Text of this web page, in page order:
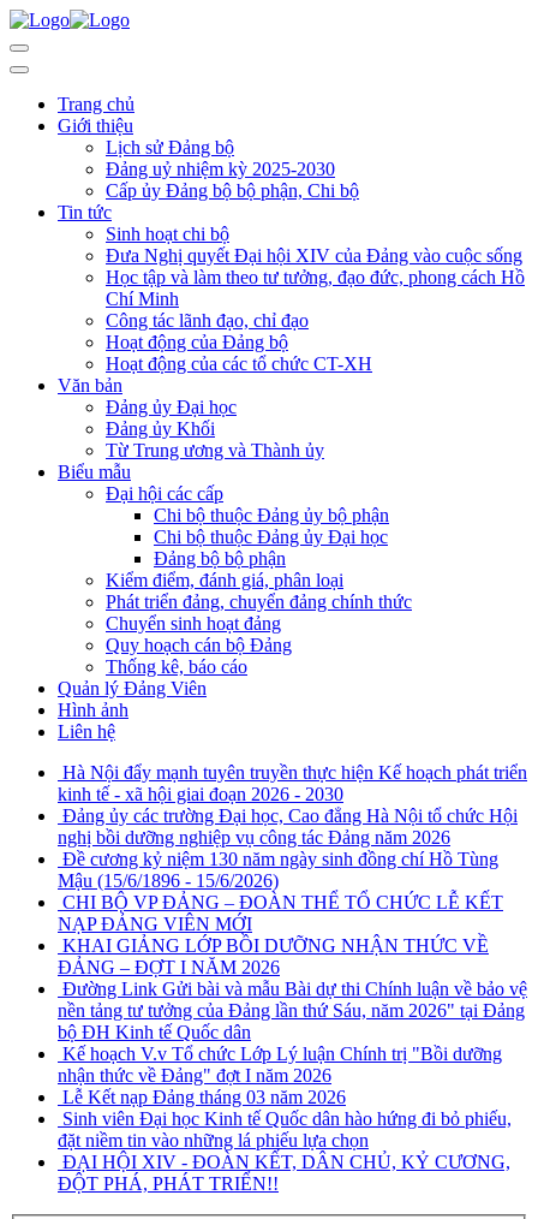
Trang chủ
Giới thiệu
Lịch sử Đảng bộ
Đảng uỷ nhiệm kỳ 2025-2030
Cấp ủy Đảng bộ bộ phận, Chi bộ
Tin tức
Sinh hoạt chi bộ
Đưa Nghị quyết Đại hội XIV của Đảng vào cuộc sống
Học tập và làm theo tư tưởng, đạo đức, phong cách Hồ
Chí Minh
Công tác lãnh đạo, chỉ đạo
Hoạt động của Đảng bộ
Hoạt động của các tổ chức CT-XH
Văn bản
Đảng ủy Đại học
Đảng ủy Khối
Từ Trung ương và Thành ủy
Biểu mẫu
Đại hội các cấp
Chi bộ thuộc Đảng ủy bộ phận
Chi bộ thuộc Đảng ủy Đại học
Đảng bộ bộ phận
Kiểm điểm, đánh giá, phân loại
Phát triển đảng, chuyển đảng chính thức
Chuyển sinh hoạt đảng
Quy hoạch cán bộ Đảng
Thống kê, báo cáo
Quản lý Đảng Viên
Hình ảnh
Liên hệ
Hà Nội đẩy mạnh tuyên truyền thực hiện Kế hoạch phát triển
kinh tế - xã hội giai đoạn 2026 - 2030
Đảng ủy các trường Đại học, Cao đẳng Hà Nội tổ chức Hội
nghị bồi dưỡng nghiệp vụ công tác Đảng năm 2026
Đề cương kỷ niệm 130 năm ngày sinh đồng chí Hồ Tùng
Mậu (15/6/1896 - 15/6/2026)
CHI BỘ VP ĐẢNG – ĐOÀN THỂ TỔ CHỨC LỄ KẾT
NẠP ĐẢNG VIÊN MỚI
KHAI GIẢNG LỚP BỒI DƯỠNG NHẬN THỨC VỀ
ĐẢNG – ĐỢT I NĂM 2026
Đường Link Gửi bài và mẫu Bài dự thi Chính luận về bảo vệ
nền tảng tư tưởng của Đảng lần thứ Sáu, năm 2026" tại Đảng
bộ ĐH Kinh tế Quốc dân
Kế hoạch V.v Tổ chức Lớp Lý luận Chính trị "Bồi dưỡng
nhận thức về Đảng" đợt I năm 2026
Lễ Kết nạp Đảng tháng 03 năm 2026
Sinh viên Đại học Kinh tế Quốc dân hào hứng đi bỏ phiếu,
đặt niềm tin vào những lá phiếu lựa chọn
ĐẠI HỘI XIV - ĐOÀN KẾT, DÂN CHỦ, KỶ CƯƠNG,
ĐỘT PHÁ, PHÁT TRIỂN!!